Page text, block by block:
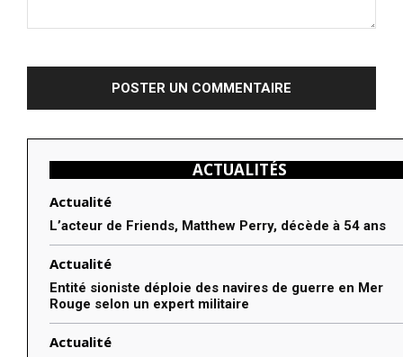
ACTUALITÉS
Actualité
L’acteur de Friends, Matthew Perry, décède à 54 ans
Actualité
Entité sioniste déploie des navires de guerre en Mer
Rouge selon un expert militaire
Actualité